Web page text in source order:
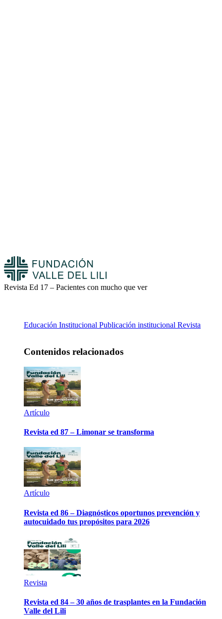
Revista Ed 17 – Pacientes con mucho que ver
Educación Institucional Publicación institucional Revista
Contenidos relacionados
Artículo
Revista ed 87 – Limonar se transforma
Artículo
Revista ed 86 – Diagnósticos oportunos prevención y
autocuidado tus propósitos para 2026
Revista
Revista ed 84 – 30 años de trasplantes en la Fundación
Valle del Lili